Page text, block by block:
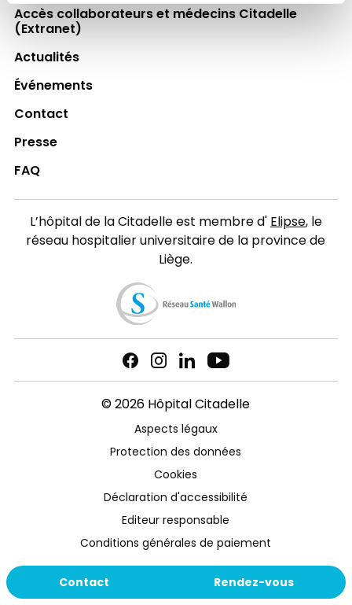
Contact Rendez-vous
Accès collaborateurs et médecins Citadelle
(Extranet)
Actualités
Événements
Contact
Presse
FAQ
L’hôpital de la Citadelle est membre d'Elipse, le
réseau hospitalier universitaire de la province de
Liège.
© 2026 Hôpital Citadelle
Aspects légaux
Protection des données
Cookies
Déclaration d'accessibilité
Editeur responsable
Conditions générales de paiement